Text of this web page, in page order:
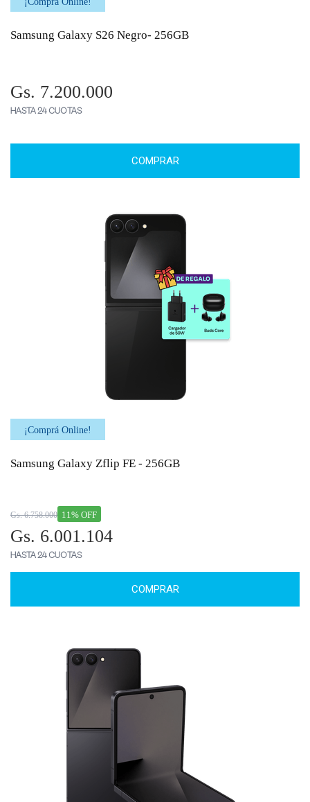
Samsung Galaxy S26 Negro- 256GB
Gs. 7.200.000
HASTA 24 CUOTAS
COMPRAR
¡Comprá Online!
Samsung Galaxy Zflip FE - 256GB
11% OFF
Gs. 6.758.000
Gs. 6.001.104
HASTA 24 CUOTAS
COMPRAR